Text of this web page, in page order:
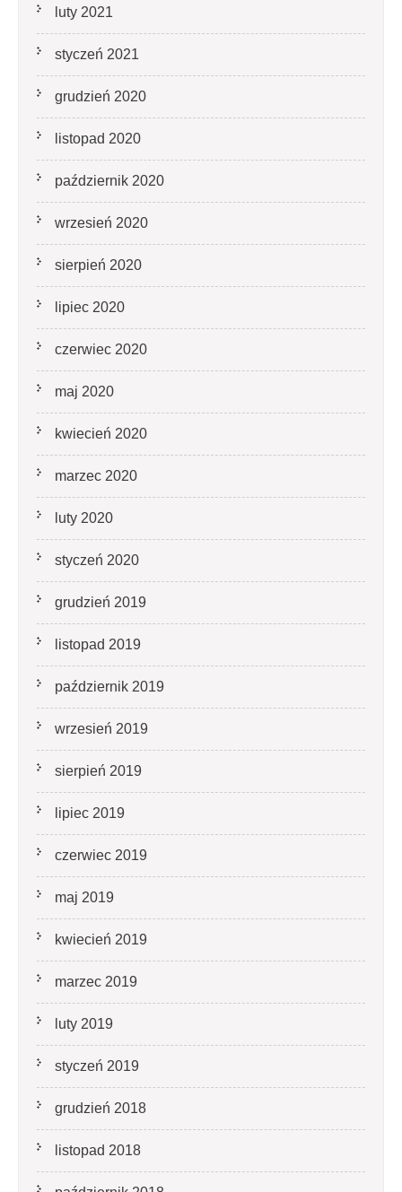
luty 2021
styczeń 2021
grudzień 2020
listopad 2020
październik 2020
wrzesień 2020
sierpień 2020
lipiec 2020
czerwiec 2020
maj 2020
kwiecień 2020
marzec 2020
luty 2020
styczeń 2020
grudzień 2019
listopad 2019
październik 2019
wrzesień 2019
sierpień 2019
lipiec 2019
czerwiec 2019
maj 2019
kwiecień 2019
marzec 2019
luty 2019
styczeń 2019
grudzień 2018
listopad 2018